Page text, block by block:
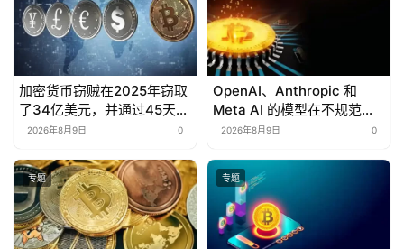
加密货币窃贼在2025年窃取
了34亿美元，并通过45天的
洗钱周期将其洗白。
2026年8月9日 0
OpenAI、Anthropic 和
Meta AI 的模型在不规范测
试中访问了未经授权的网站
2026年8月9日 0
专题 专题